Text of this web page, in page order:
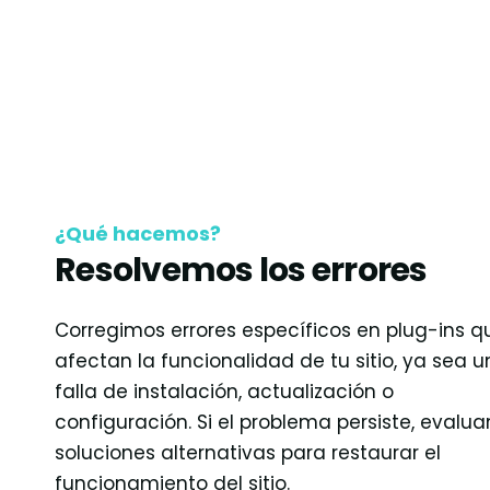
¿Qué hacemos?
Resolvemos los errores
Corregimos errores específicos en plug-ins
afectan la funcionalidad de tu sitio, ya sea
falla de instalación, actualización o
configuración. Si el problema persiste,
soluciones alternativas para restaurar el
funcionamiento del sitio.